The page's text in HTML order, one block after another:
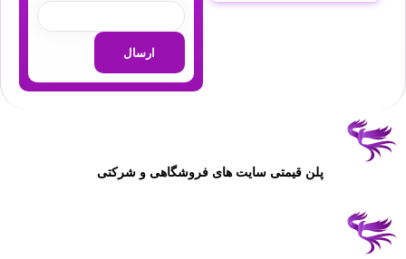
پلن قیمتی سایت های فروشگاهی و شرکتی